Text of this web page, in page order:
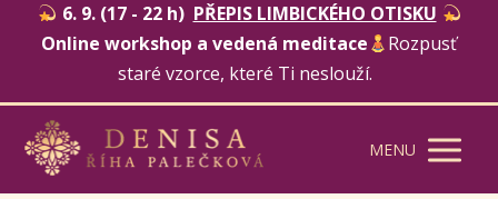
6. 9. (17 - 22 h) PŘEPIS LIMBICKÉHO OTISKU
Online workshop a vedená meditace
Rozpusť
staré vzorce, které Ti neslouží.
MENU